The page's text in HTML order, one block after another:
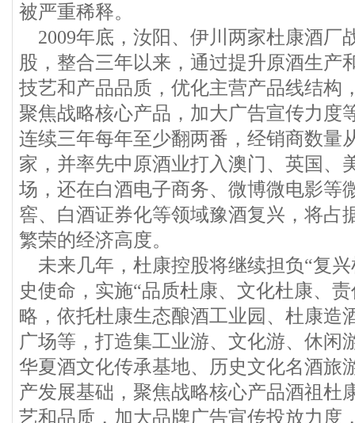
被严重稀释。
2009年底，汝阳、伊川两家杜康酒厂
股，整合三年以来，通过提升原酒生产
技艺和产品品质，优化主营产品线结构
聚焦战略核心产品，加大广告宣传力度
连续三年每年至少翻两番，经销商数量
家，并率先中原酒业打入澳门、英国、
场，还在白酒电子商务、微博微电影等
窖、白酒证券化等领域豫酒复兴，将占
繁荣的经济高度。
未来几年，杜康控股将继续担负“复
史使命，实施“品质杜康、文化杜康、
略，依托杜康生态酿酒工业园、杜康造
广场等，打造集工业游、文化游、休闲
华夏酒文化传承基地、历史文化名酒旅
产发展基础，聚焦战略核心产品酒祖杜
艺和品质，加大品牌广告宣传投放力度